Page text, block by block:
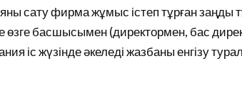
сату фирма жұмыс істеп тұрған заңды
басшысымен (директормен, бас
іс жүзінде әкеледі жазбаны енгізу